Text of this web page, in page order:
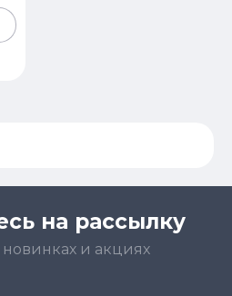
на рассылку
новинках и акциях